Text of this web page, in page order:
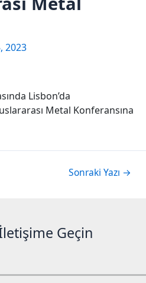
2023
Lisbon’da
Metal Konferansına
Sonraki Yazı →
Geçin